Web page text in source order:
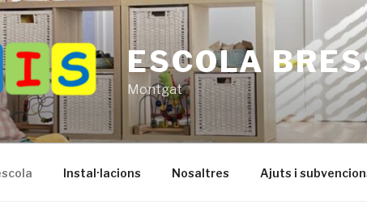
ESCOLA
Montgat
Instal·lacions Nosaltres Ajuts i